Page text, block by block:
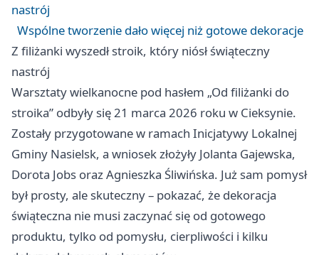
nastrój
Wspólne tworzenie dało więcej niż gotowe dekoracje
Z filiżanki wyszedł stroik, który niósł świąteczny
nastrój
Warsztaty wielkanocne pod hasłem „Od filiżanki do
stroika” odbyły się 21 marca 2026 roku w Cieksynie.
Zostały przygotowane w ramach Inicjatywy Lokalnej
Gminy Nasielsk, a wniosek złożyły Jolanta Gajewska,
Dorota Jobs oraz Agnieszka Śliwińska. Już sam pomysł
był prosty, ale skuteczny – pokazać, że dekoracja
świąteczna nie musi zaczynać się od gotowego
produktu, tylko od pomysłu, cierpliwości i kilku